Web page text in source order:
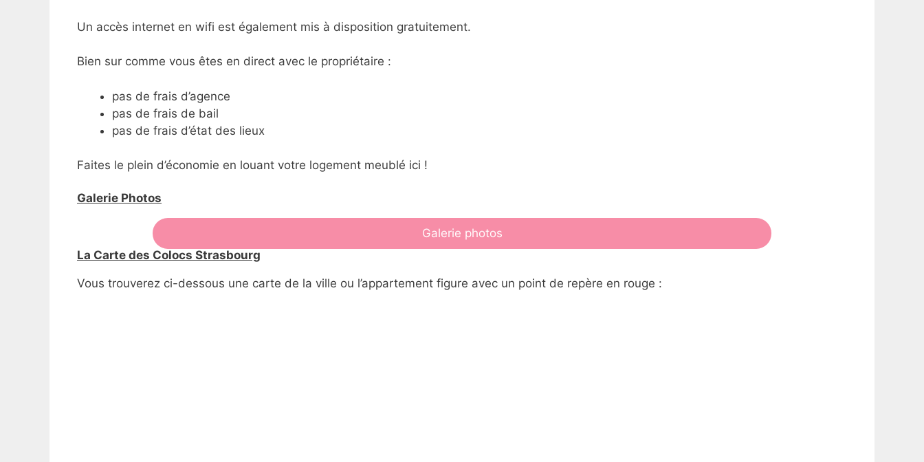
Un accès internet en wifi est également mis à disposition gratuitement.
Bien sur comme vous êtes en direct avec le propriétaire :
pas de frais d’agence
pas de frais de bail
pas de frais d’état des lieux
Faites le plein d’économie en louant votre logement meublé ici !
Galerie Photos
Galerie photos
La Carte des Colocs Strasbourg
Vous trouverez ci-dessous une carte de la ville ou l’appartement figure avec un point de repère en rouge :